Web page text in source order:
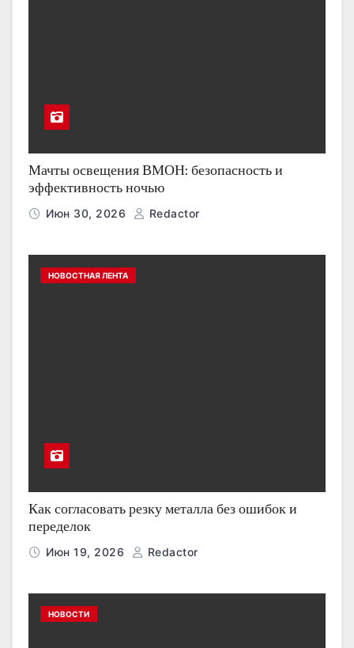
Мачты освещения ВМОН: безопасность и
эффективность ночью
Июн 30, 2026 Redactor
НОВОСТНАЯ ЛЕНТА
Как согласовать резку металла без ошибок и
переделок
Июн 19, 2026 Redactor
НОВОСТИ